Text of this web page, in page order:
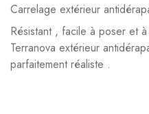
Carrelage extérieur
Résistant , facile à poser et
Terranova extérieur
parfaitement réaliste .